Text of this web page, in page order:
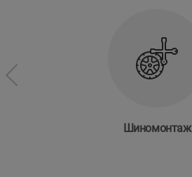
Шиномонтаж